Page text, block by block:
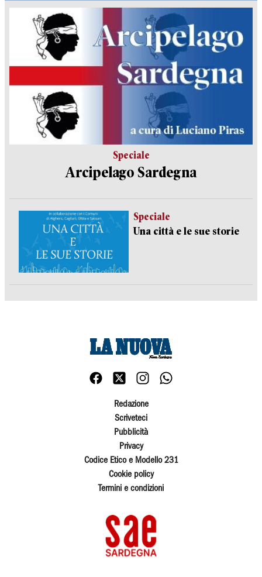
Speciale
Arcipelago Sardegna
Speciale
Una città e le sue storie
Redazione
Scriveteci
Pubblicità
Privacy
Codice Etico e Modello 231
Cookie policy
Termini e condizioni